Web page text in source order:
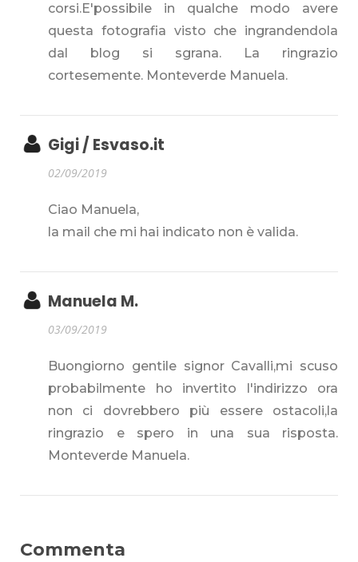
corsi.E'possibile in qualche modo avere
questa fotografia visto che ingrandendola
dal blog si sgrana. La ringrazio
cortesemente. Monteverde Manuela.
Gigi / Esvaso.it
02/09/2019
Ciao Manuela,
la mail che mi hai indicato non è valida.
Manuela M.
03/09/2019
Buongiorno gentile signor Cavalli,mi scuso
probabilmente ho invertito l'indirizzo ora
non ci dovrebbero più essere ostacoli,la
ringrazio e spero in una sua risposta.
Monteverde Manuela.
Commenta